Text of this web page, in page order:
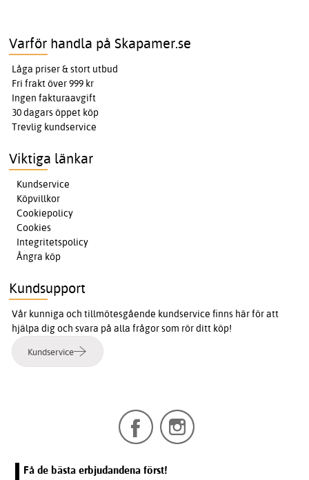
Varför handla på Skapamer.se
Låga priser & stort utbud
Fri frakt över 999 kr
Ingen fakturaavgift
30 dagars öppet köp
Trevlig kundservice
Viktiga länkar
Kundservice
Köpvillkor
Cookiepolicy
Cookies
Integritetspolicy
Ångra köp
Kundsupport
Vår kunniga och tillmötesgående kundservice finns här för att
hjälpa dig och svara på alla frågor som rör ditt köp!
Kundservice
Få de bästa erbjudandena först!